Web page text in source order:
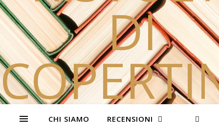
DI
Due sorelle e tanti libri
CHI SIAMO RECENSIONI